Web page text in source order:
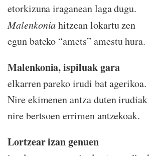
etorkizuna iraganean laga dugu.
Malenkoniahitzean lokartu zen
egun bateko “amets” amestu hura.
Malenkonia, ispiluak gara
elkarren pareko irudi bat agerikoa.
Nire ekimenen antza duten irudiak
nire bertsoen errimen antzekoak.
Lortzear izan genuen